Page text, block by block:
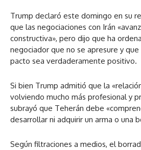
Trump declaró este domingo en su
que las negociaciones con Irán
constructiva», pero dijo que ha
negociador que no se apresure y
pacto sea verdaderamente positivo.
Si bien Trump admitió que la
volviendo mucho más profesional y
subrayó que Teherán debe
desarrollar ni adquirir un arma o una
Según filtraciones a medios, el